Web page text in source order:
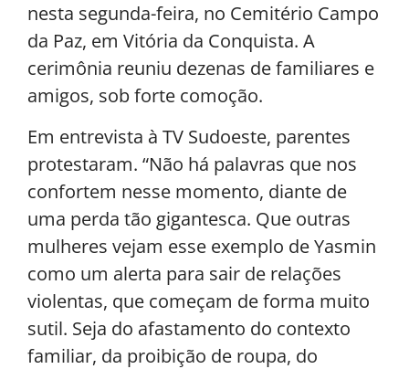
nesta segunda-feira, no Cemitério Campo
da Paz, em Vitória da Conquista. A
cerimônia reuniu dezenas de familiares e
amigos, sob forte comoção.
Em entrevista à TV Sudoeste, parentes
protestaram. “Não há palavras que nos
confortem nesse momento, diante de
uma perda tão gigantesca. Que outras
mulheres vejam esse exemplo de Yasmin
como um alerta para sair de relações
violentas, que começam de forma muito
sutil. Seja do afastamento do contexto
familiar, da proibição de roupa, do